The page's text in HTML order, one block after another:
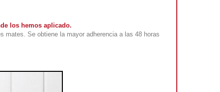
los hemos aplicado.
mates. Se obtiene la mayor adherencia a las 48 horas